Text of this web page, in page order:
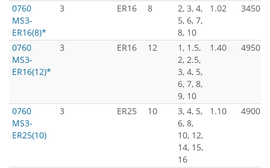
0760
MS3-
ER16(8)*
3 ER16 8
2, 3, 4,
5, 6, 7,
8, 10
1.02 3450
0760
MS3-
ER16(12)*
3 ER16 12
1, 1.5,
2, 2.5,
3, 4, 5,
6, 7, 8,
9, 10
1.40 4950
0760
MS3-
ER25(10)
3 ER25 10
3, 4, 5,
6, 8,
10, 12,
14, 15,
16
1.10 4900